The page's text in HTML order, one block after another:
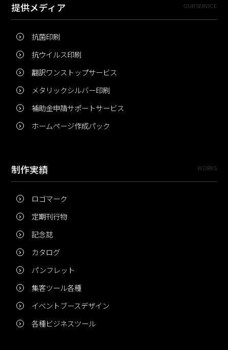
提供メディア OUR SERVICE
抗菌印刷
抗ウイルス印刷
翻訳ワンストップサービス
メタリックシルバー印刷
補助金申請サポートサービス
ホームページ作成パック
制作実績 WORKS
ロゴマーク
定期刊行物
記念誌
カタログ
パンフレット
集客ツール各種
イベントブースデザイン
各種ビジネスツール